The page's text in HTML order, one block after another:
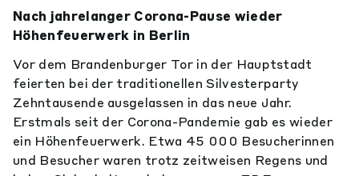
Nach jahrelanger Corona-Pause wieder
Höhenfeuerwerk in Berlin
Vor dem Brandenburger Tor in der Hauptstadt
feierten bei der traditionellen Silvesterparty
Zehntausende ausgelassen in das neue Jahr.
Erstmals seit der Corona-Pandemie gab es wieder
ein Höhenfeuerwerk. Etwa 45 000 Besucherinnen
und Besucher waren trotz zeitweisen Regens und